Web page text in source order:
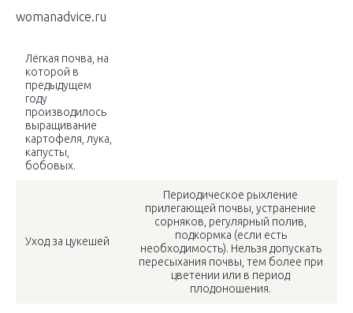
womanadvice.ru
Лёгкая почва, на
которой в
предыдущем
году
производилось
выращивание
картофеля, лука,
капусты,
бобовых.
Уход за цукешей
Периодическое рыхление
прилегающей почвы, устранение
сорняков, регулярный полив,
подкормка (если есть
необходимость). Нельзя допускать
пересыхания почвы, тем более при
цветении или в период
плодоношения.